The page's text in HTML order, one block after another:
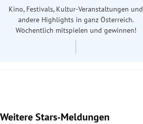
Kino, Festivals, Kultur-Veranstaltungen und
andere Highlights in ganz Österreich.
Wöchentlich mitspielen und gewinnen!
Weitere Stars-Meldungen